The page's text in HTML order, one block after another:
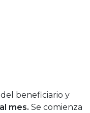
beneficiario y
mes. Se comienza